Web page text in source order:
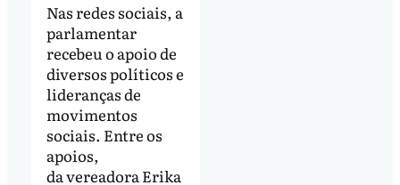
Nas redes sociais, a
parlamentar
recebeu o apoio de
diversos políticos e
lideranças de
movimentos
sociais. Entre os
apoios,
da vereadora Erika